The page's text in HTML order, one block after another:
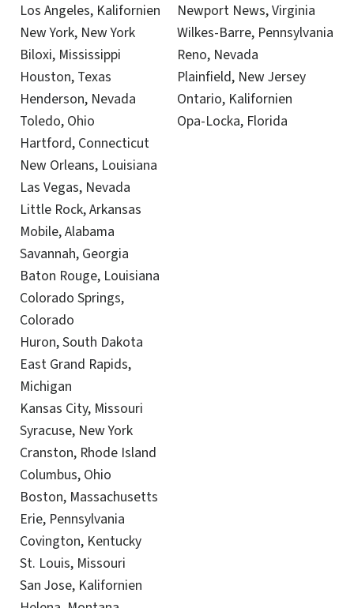
Los Angeles, Kalifornien
New York, New York
Biloxi, Mississippi
Houston, Texas
Henderson, Nevada
Toledo, Ohio
Hartford, Connecticut
New Orleans, Louisiana
Las Vegas, Nevada
Little Rock, Arkansas
Mobile, Alabama
Savannah, Georgia
Baton Rouge, Louisiana
Colorado Springs,
Colorado
Huron, South Dakota
East Grand Rapids,
Michigan
Kansas City, Missouri
Syracuse, New York
Cranston, Rhode Island
Columbus, Ohio
Boston, Massachusetts
Erie, Pennsylvania
Covington, Kentucky
St. Louis, Missouri
San Jose, Kalifornien
Newport News, Virginia
Wilkes-Barre, Pennsylvania
Reno, Nevada
Plainfield, New Jersey
Ontario, Kalifornien
Opa-Locka, Florida